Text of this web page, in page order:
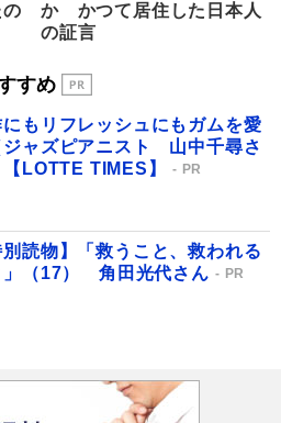
か かつて居住した日本人
の証言
すめ
にもリフレッシュにもガムを愛
ジャズピアニスト 山中千尋さ
【LOTTE TIMES】
PR
別読物】「救うこと、救われる
」（17） 角田光代さん
PR